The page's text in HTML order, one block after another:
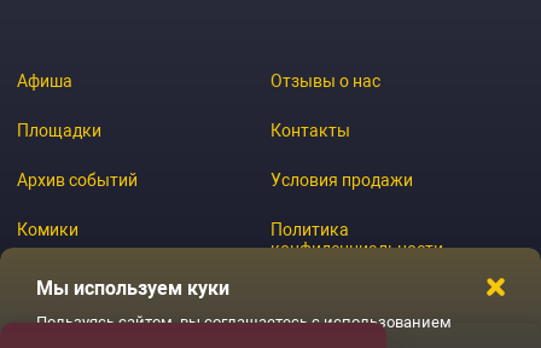
Афиша
Площадки
Архив событий
Комики
Журнал
Отзывы о нас
Контакты
Условия продажи
Политика
конфиденциальности
Мы используем куки
Пользуясь сайтом, вы соглашаетесь с использованием